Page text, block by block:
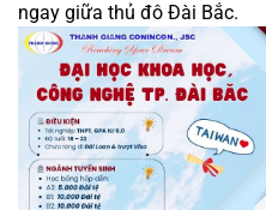
ngay giữa thủ đô Đài Bắc.